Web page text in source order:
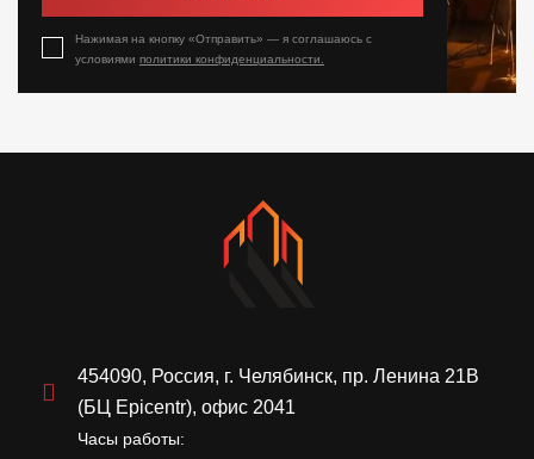
Нажимая на кнопку «Отправить» — я соглашаюсь с
условиями политики конфиденциальности.
454090, Россия, г. Челябинск, пр. Ленина 21В
(БЦ Epicentr), офис 2041
Часы работы: